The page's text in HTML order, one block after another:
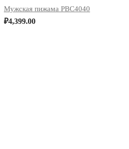
Мужская пижама PBC4040
₽4,399.00